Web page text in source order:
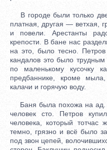
В городе были только
платная, другая — ветхая,
и повели. Арестанты
крепости. В бане нас
на это, было тесно.
кандалов это было
по маленькому кусочку
предбаннике, кроме
калачи и горячую воду.
Баня была похожа на ад.
человек сто. Петров
человека, который
темно, грязно и всё было
под звон цепей,